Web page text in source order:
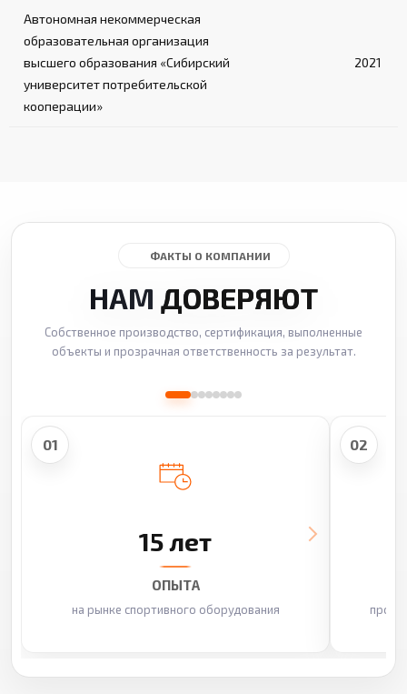
Автономная некоммерческая
образовательная организация
высшего образования «Сибирский
университет потребительской
кооперации»
2021
ФАКТЫ О КОМПАНИИ
НАМ ДОВЕРЯЮТ
Собственное производство, сертификация, выполненные
объекты и прозрачная ответственность за результат.
01
15 лет
ОПЫТА
на рынке спортивного оборудования
02